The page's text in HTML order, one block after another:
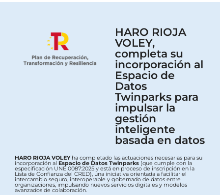
HARO RIOJA
VOLEY,
completa su
incorporación al
Espacio de
Datos
Twinparks para
impulsar la
gestión
inteligente
basada en datos
HARO RIOJA VOLEYha completado las actuaciones necesarias para su
incorporación al Espacio de Datos Twinparks (que cumple con la
especificación UNE 0087:2025 y está en proceso de inscripción en la
Lista de Confianza del CRED), una iniciativa orientada a facilitar el
intercambio seguro, interoperable y gobernado de datos entre
organizaciones, impulsando nuevos servicios digitales y modelos
avanzados de colaboración.